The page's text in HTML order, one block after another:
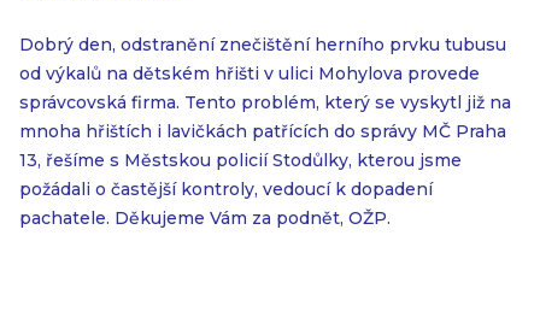
Dobrý den, odstranění znečištění herního prvku tubusu
od výkalů na dětském hřišti v ulici Mohylova provede
správcovská firma. Tento problém, který se vyskytl již na
mnoha hřištích i lavičkách patřících do správy MČ Praha
13, řešíme s Městskou policií Stodůlky, kterou jsme
požádali o častější kontroly, vedoucí k dopadení
pachatele. Děkujeme Vám za podnět, OŽP.